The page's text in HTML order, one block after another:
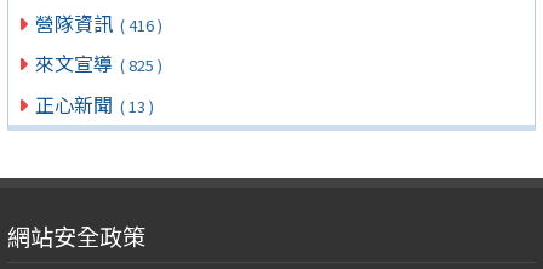
營隊資訊 ( 416 )
來文宣導 ( 825 )
正心新聞 ( 13 )
網站安全政策